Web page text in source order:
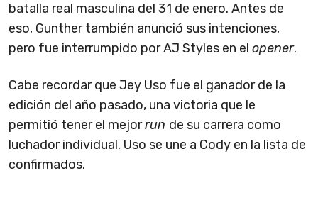
batalla real masculina del 31 de enero. Antes de
eso, Gunther también anunció sus intenciones,
pero fue interrumpido por AJ Styles en el opener.
Cabe recordar que Jey Uso fue el ganador de la
edición del año pasado, una victoria que le
permitió tener el mejorrun de su carrera como
luchador individual. Uso se une a Cody en la lista de
confirmados.